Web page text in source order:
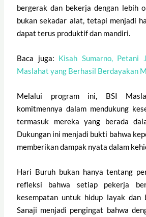
bergerak dan bekerja dengan lebih
bukan sekadar alat, tetapi menjadi
dapat terus produktif dan mandiri.
Baca juga: Kisah Sumarno, Petani
Maslahat yang Berhasil Berdayakan
Melalui program ini, BSI
komitmennya dalam mendukung
termasuk mereka yang berada
Dukungan ini menjadi bukti bahwa
memberikan dampak nyata dalam
Hari Buruh bukan hanya tentang
refleksi bahwa setiap pekerja
kesempatan untuk hidup layak dan
Sanaji menjadi pengingat bahwa